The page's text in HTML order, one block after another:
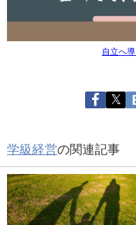
自立へ
学級経営の関連記事